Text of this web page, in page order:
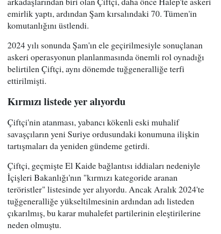
emirlik yaptı, ardından Şam kırsalındaki 70. Tümen'in
komutanlığını üstlendi.
2024 yılı sonunda Şam'ın ele geçirilmesiyle sonuçlanan
askeri operasyonun planlanmasında önemli rol oynadığı
belirtilen Çiftçi, aynı dönemde tuğgeneralliğe terfi
ettirilmişti.
Kırmızı listede yer alıyordu
Çiftçi'nin atanması, yabancı kökenli eski muhalif
savaşçıların yeni Suriye ordusundaki konumuna ilişkin
tartışmaları da yeniden gündeme getirdi.
Çiftçi, geçmişte El Kaide bağlantısı iddiaları nedeniyle
İçişleri Bakanlığı'nın "kırmızı kategoride aranan
teröristler" listesinde yer alıyordu. Ancak Aralık 2024'te
tuğgeneralliğe yükseltilmesinin ardından adı listeden
çıkarılmış, bu karar muhalefet partilerinin eleştirilerine
neden olmuştu.